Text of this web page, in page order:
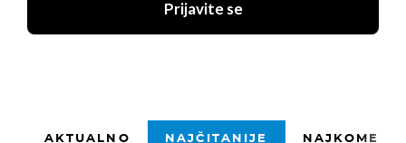
Prijavite se
AKTUALNO NAJČITANIJE